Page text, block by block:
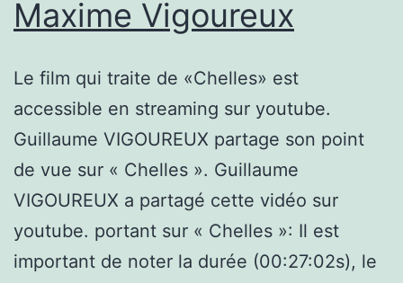
Maxime Vigoureux
Le film qui traite de «Chelles» est
accessible en streaming sur youtube.
Guillaume VIGOUREUX partage son point
de vue sur « Chelles ». Guillaume
VIGOUREUX a partagé cette vidéo sur
youtube. portant sur « Chelles »: Il est
important de noter la durée (00:27:02s), le